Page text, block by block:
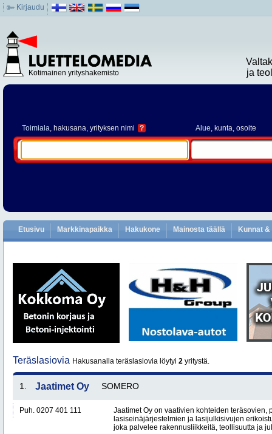
Kirjaudu
Kotimainen yrityshakemisto
ja
Toimiala, hakusana, yrityksen nimi ? Alue, kunta, osoite
Etusivu Markkinapaikka Hakukone Mainosta täällä Kunnat
Teräslasiovia Hakusanalla teräslasiovia löytyi 2 yritystä.
1. Jaatimet Oy SOMERO
Puh. 0207 401 111
Jaatimet Oy on vaativien kohteiden teräsovien,
lasiseinäjärjestelmien ja lasijulkisivujen
joka palvelee rakennusliikkeitä, teollisuutta ja